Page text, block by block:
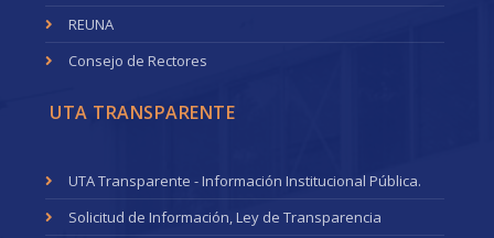
REUNA
Consejo de Rectores
UTA TRANSPARENTE
UTA Transparente - Información Institucional Pública.
Solicitud de Información, Ley de Transparencia